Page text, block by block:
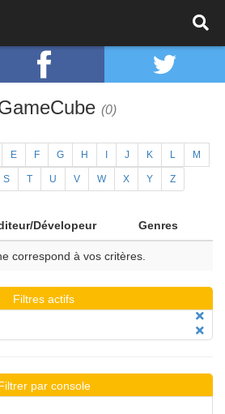
(0)
E F G H J K L M
S T U V W X Y Z
Dévelopeur Genres
correspond à vos critères.
Filtres actifs
par console